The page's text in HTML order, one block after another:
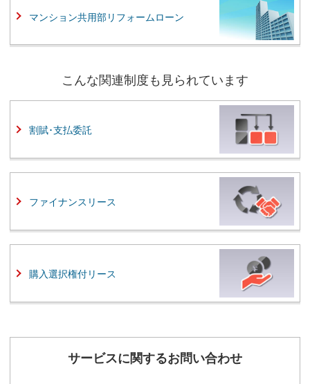
マンション共用部リフォームローン
こんな関連制度も見られています
割賦･支払委託
ファイナンスリース
購入選択権付リース
サービスに関するお問い合わせ